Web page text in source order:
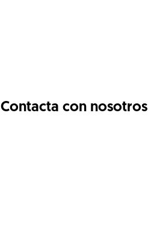
Contacta con nosotros